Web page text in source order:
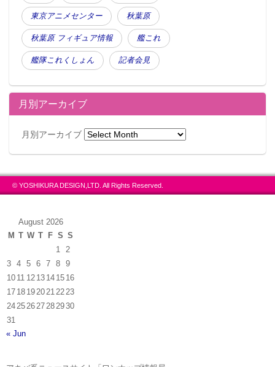
東京アニメセンター 秋葉原
秋葉原 フィギュア情報 艦これ
艦隊これくしょん 記者会見
月別アーカイブ
月別アーカイブ
© YOSHIKURA DESIGN,LTD. All Rights Reserved.
August 2026
M T W T F S S
1
2
3
4 5 6 7 8
9
10 11 12 13 14 15 16
17 18 19 20 21 22 23
24 25 26 27 28 2930
31
« Jun